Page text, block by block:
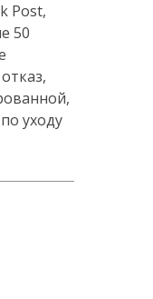
Post,
50
уходу